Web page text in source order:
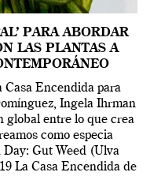
PARA ABORDAR
LAS PLANTAS A
Encendida para
Ingela Ihrman
global entre lo que crea
como especia
Gut Weed (Ulva
La Casa Encendida de